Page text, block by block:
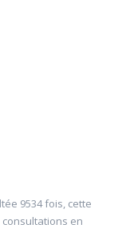
9534 fois, cette
en